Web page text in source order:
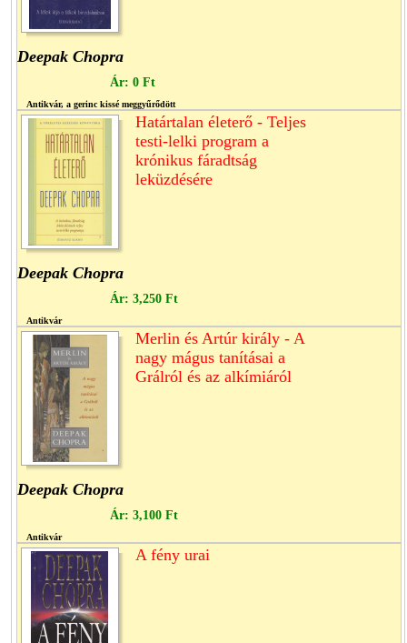
Deepak Chopra
Ár: 0 Ft
Antikvár, a gerinc kissé meggyűrődött
Határtalan életerő - Teljes
testi-lelki program a
krónikus fáradtság
leküzdésére
Deepak Chopra
Ár: 3,250 Ft
Antikvár
Merlin és Artúr király - A
nagy mágus tanításai a
Grálról és az alkímiáról
Deepak Chopra
Ár: 3,100 Ft
Antikvár
A fény urai